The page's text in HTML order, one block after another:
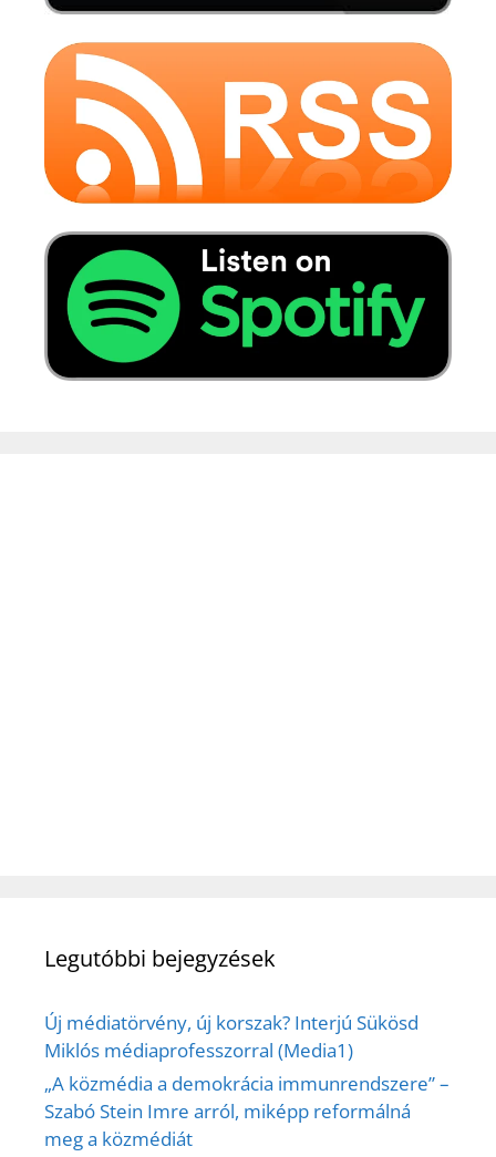
Legutóbbi bejegyzések
Új médiatörvény, új korszak? Interjú Sükösd
Miklós médiaprofesszorral (Media1)
„A közmédia a demokrácia immunrendszere” –
Szabó Stein Imre arról, miképp reformálná
meg a közmédiát